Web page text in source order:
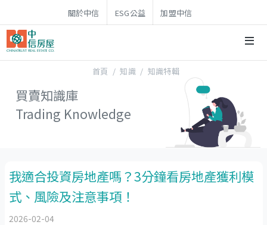
關於中信 ESG公益 加盟中信
首頁
知識 知識特輯
買賣知識庫
Trading Knowledge
我適合投資房地產嗎？3分鐘看房地產獲利模
式、風險及注意事項！
2026-02-04